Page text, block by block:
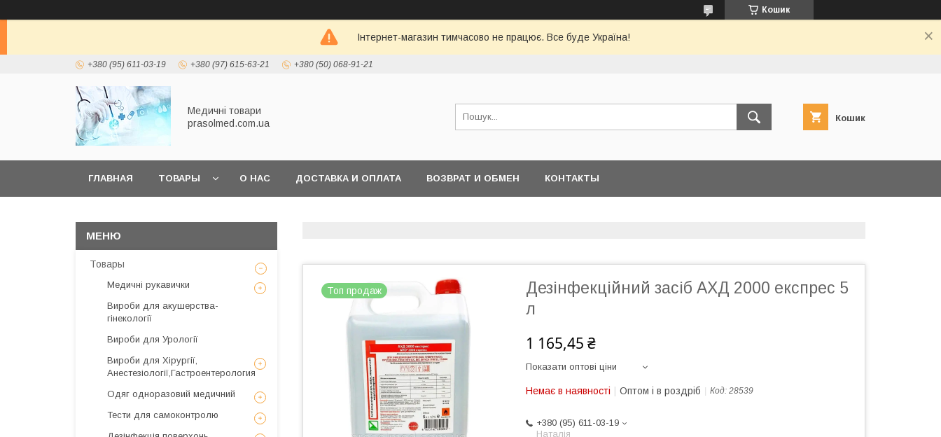
Кошик
Інтернет-магазин тимчасово не працює. Все буде Україна!
+380 (95) 611-03-19 +380 (97) 615-63-21 +380 (50) 068-91-21
Медичні товари
prasolmed.com.ua
Кошик
ГЛАВНАЯ ТОВАРЫ О НАС ДОСТАВКА И ОПЛАТА ВОЗВРАТ И ОБМЕН КОНТАКТЫ
Топ продаж
Дезінфекційний засіб АХД 2000 експрес 5
л
1 165,45 ₴
Показати оптові ціни
Немає в наявності Оптом і в роздріб Код: 28539
+380 (95) 611-03-19
Наталія
Товары
Медичні рукавички
Вироби для акушерства-
гінекології
Вироби для Урології
Вироби для Хірургії,
Анестезіології,Гастроентерология
Одяг одноразовий медичний
Тести для самоконтролю